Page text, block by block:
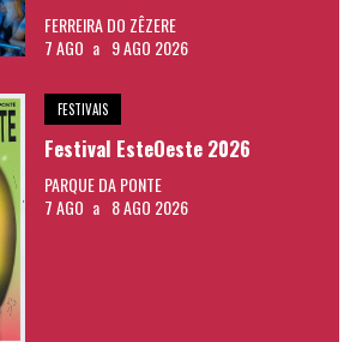
FERREIRA DO ZÊZERE
7 AGO a 9 AGO 2026
FESTIVAIS
Festival EsteOeste 2026
PARQUE DA PONTE
7 AGO a 8 AGO 2026